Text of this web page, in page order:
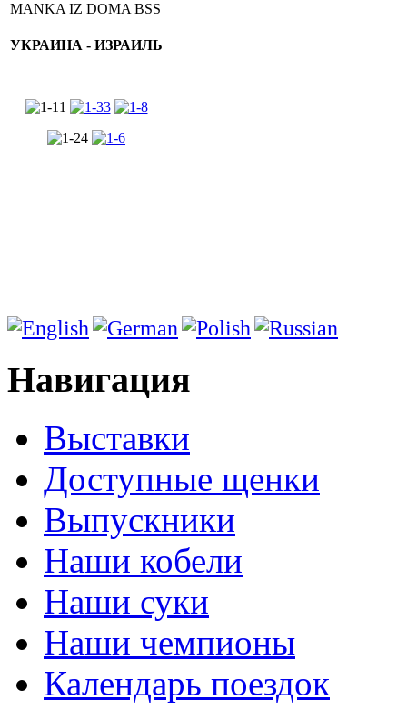
MANKA IZ DOMA BSS
УКРАИНА - ИЗРАИЛЬ
Навигация
Выставки
Доступные щенки
Выпускники
Наши кобели
Наши суки
Наши чемпионы
Календарь поездок